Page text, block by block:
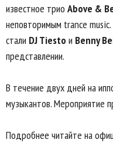
известное трио Above &
неповторимым trance
стали DJ Tiesto и Benny
представлении.
В течение двух дней на
музыкантов. Мероприятие
Подробнее читайте на